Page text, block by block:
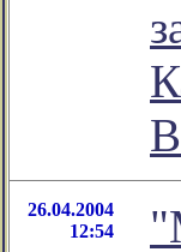
26.04.2004
12:54